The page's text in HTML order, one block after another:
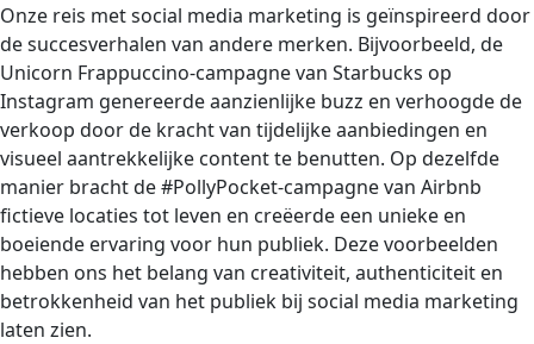
Onze reis met social media marketing is geïnspireerd door
de succesverhalen van andere merken. Bijvoorbeeld, de
Unicorn Frappuccino-campagne van Starbucks op
Instagram genereerde aanzienlijke buzz en verhoogde de
verkoop door de kracht van tijdelijke aanbiedingen en
visueel aantrekkelijke content te benutten. Op dezelfde
manier bracht de #PollyPocket-campagne van Airbnb
fictieve locaties tot leven en creëerde een unieke en
boeiende ervaring voor hun publiek. Deze voorbeelden
hebben ons het belang van creativiteit, authenticiteit en
betrokkenheid van het publiek bij social media marketing
laten zien.